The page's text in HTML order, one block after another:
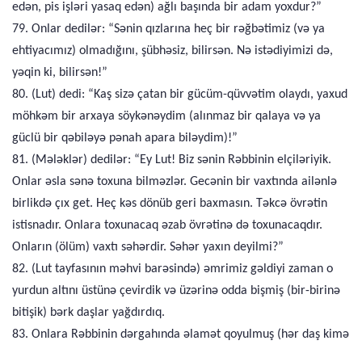
edən, pis işləri yasaq edən) ağlı başında bir adam yoxdur?”
79. Onlar dedilər: “Sənin qızlarına heç bir rəğbətimiz (və ya
ehtiyacımız) olmadığını, şübhəsiz, bilirsən. Nə istədiyimizi də,
yəqin ki, bilirsən!”
80. (Lut) dedi: “Kaş sizə çatan bir gücüm-qüvvətim olaydı, yaxud
möhkəm bir arxaya söykənəydim (alınmaz bir qalaya və ya
güclü bir qəbiləyə pənah apara biləydim)!”
81. (Mələklər) dedilər: “Ey Lut! Biz sənin Rəbbinin elçiləriyik.
Onlar əsla sənə toxuna bilməzlər. Gecənin bir vaxtında ailənlə
birlikdə çıx get. Heç kəs dönüb geri baxmasın. Təkcə övrətin
istisnadır. Onlara toxunacaq əzab övrətinə də toxunacaqdır.
Onların (ölüm) vaxtı səhərdir. Səhər yaxın deyilmi?”
82. (Lut tayfasının məhvi barəsində) əmrimiz gəldiyi zaman o
yurdun altını üstünə çevirdik və üzərinə odda bişmiş (bir-birinə
bitişik) bərk daşlar yağdırdıq.
83. Onlara Rəbbinin dərgahında əlamət qoyulmuş (hər daş kimə